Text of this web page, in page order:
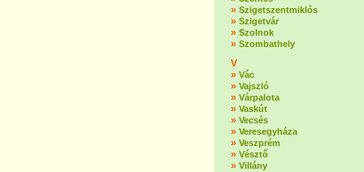
» Szigetszentmiklós
» Szigetvár
» Szolnok
» Szombathely
V
» Vác
» Vajszló
» Várpalota
» Vaskút
» Vecsés
» Veresegyháza
» Veszprém
» Vésztő
» Villány